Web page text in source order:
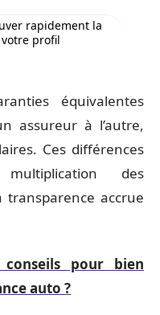
rapidement la
profil
équivalentes
assureur à l’autre,
Ces différences
des
accrue
pour bien
auto ?